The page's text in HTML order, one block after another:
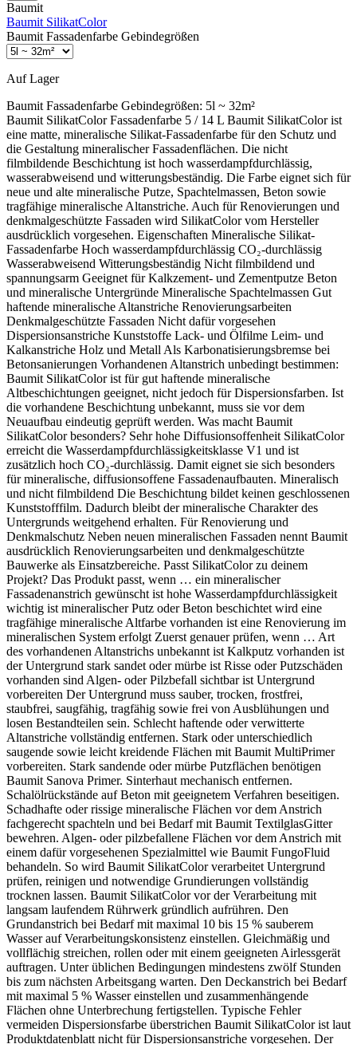
Baumit
Baumit SilikatColor
Baumit Fassadenfarbe Gebindegrößen
Auf Lager
Baumit Fassadenfarbe Gebindegrößen: 5l ~ 32m²
Baumit SilikatColor Fassadenfarbe 5 / 14 L Baumit SilikatColor ist
eine matte, mineralische Silikat-Fassadenfarbe für den Schutz und
die Gestaltung mineralischer Fassadenflächen. Die nicht
filmbildende Beschichtung ist hoch wasserdampfdurchlässig,
wasserabweisend und witterungsbeständig. Die Farbe eignet sich für
neue und alte mineralische Putze, Spachtelmassen, Beton sowie
tragfähige mineralische Altanstriche. Auch für Renovierungen und
denkmalgeschützte Fassaden wird SilikatColor vom Hersteller
ausdrücklich vorgesehen. Eigenschaften Mineralische Silikat-
Fassadenfarbe Hoch wasserdampfdurchlässig CO₂-durchlässig
Wasserabweisend Witterungsbeständig Nicht filmbildend und
spannungsarm Geeignet für Kalkzement- und Zementputze Beton
und mineralische Untergründe Mineralische Spachtelmassen Gut
haftende mineralische Altanstriche Renovierungsarbeiten
Denkmalgeschützte Fassaden Nicht dafür vorgesehen
Dispersionsanstriche Kunststoffe Lack- und Ölfilme Leim- und
Kalkanstriche Holz und Metall Als Karbonatisierungsbremse bei
Betonsanierungen Vorhandenen Altanstrich unbedingt bestimmen:
Baumit SilikatColor ist für gut haftende mineralische
Altbeschichtungen geeignet, nicht jedoch für Dispersionsfarben. Ist
die vorhandene Beschichtung unbekannt, muss sie vor dem
Neuaufbau eindeutig geprüft werden. Was macht Baumit
SilikatColor besonders? Sehr hohe Diffusionsoffenheit SilikatColor
erreicht die Wasserdampfdurchlässigkeitsklasse V1 und ist
zusätzlich hoch CO₂-durchlässig. Damit eignet sie sich besonders
für mineralische, diffusionsoffene Fassadenaufbauten. Mineralisch
und nicht filmbildend Die Beschichtung bildet keinen geschlossenen
Kunststofffilm. Dadurch bleibt der mineralische Charakter des
Untergrunds weitgehend erhalten. Für Renovierung und
Denkmalschutz Neben neuen mineralischen Fassaden nennt Baumit
ausdrücklich Renovierungsarbeiten und denkmalgeschützte
Bauwerke als Einsatzbereiche. Passt SilikatColor zu deinem
Projekt? Das Produkt passt, wenn … ein mineralischer
Fassadenanstrich gewünscht ist hohe Wasserdampfdurchlässigkeit
wichtig ist mineralischer Putz oder Beton beschichtet wird eine
tragfähige mineralische Altfarbe vorhanden ist eine Renovierung im
mineralischen System erfolgt Zuerst genauer prüfen, wenn … Art
des vorhandenen Altanstrichs unbekannt ist Kalkputz vorhanden ist
der Untergrund stark sandet oder mürbe ist Risse oder Putzschäden
vorhanden sind Algen- oder Pilzbefall sichtbar ist Untergrund
vorbereiten Der Untergrund muss sauber, trocken, frostfrei,
staubfrei, saugfähig, tragfähig sowie frei von Ausblühungen und
losen Bestandteilen sein. Schlecht haftende oder verwitterte
Altanstriche vollständig entfernen. Stark oder unterschiedlich
saugende sowie leicht kreidende Flächen mit Baumit MultiPrimer
vorbereiten. Stark sandende oder mürbe Putzflächen benötigen
Baumit Sanova Primer. Sinterhaut mechanisch entfernen.
Schalölrückstände auf Beton mit geeignetem Verfahren beseitigen.
Schadhafte oder rissige mineralische Flächen vor dem Anstrich
fachgerecht spachteln und bei Bedarf mit Baumit TextilglasGitter
bewehren. Algen- oder pilzbefallene Flächen vor dem Anstrich mit
einem dafür vorgesehenen Spezialmittel wie Baumit FungoFluid
behandeln. So wird Baumit SilikatColor verarbeitet Untergrund
prüfen, reinigen und notwendige Grundierungen vollständig
trocknen lassen. Baumit SilikatColor vor der Verarbeitung mit
langsam laufendem Rührwerk gründlich aufrühren. Den
Grundanstrich bei Bedarf mit maximal 10 bis 15 % sauberem
Wasser auf Verarbeitungskonsistenz einstellen. Gleichmäßig und
vollflächig streichen, rollen oder mit einem geeigneten Airlessgerät
auftragen. Unter üblichen Bedingungen mindestens zwölf Stunden
bis zum nächsten Arbeitsgang warten. Den Deckanstrich bei Bedarf
mit maximal 5 % Wasser einstellen und zusammenhängende
Flächen ohne Unterbrechung fertigstellen. Typische Fehler
vermeiden Dispersionsfarbe überstrichen Baumit SilikatColor ist laut
Produktdatenblatt nicht für Dispersionsanstriche vorgesehen. Der